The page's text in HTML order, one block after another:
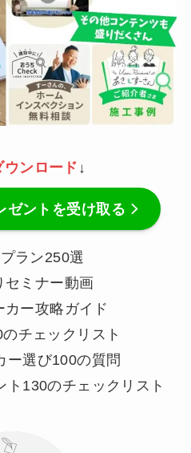
ウンロード ↓
ゼントを受け取る
ラン250選
セミナー動画
カー攻略ガイド
チェックリスト
ー選び100の質問
ト130のチェックリスト